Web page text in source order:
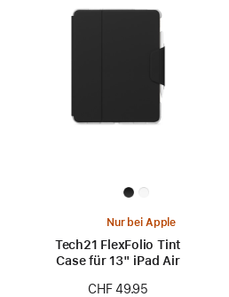
Nur bei Apple
Tech21 FlexFolio Tint
Case für 13" iPad Air
CHF 49.95